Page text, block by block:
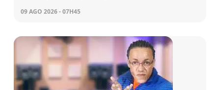
09 AGO 2026 - 07H45